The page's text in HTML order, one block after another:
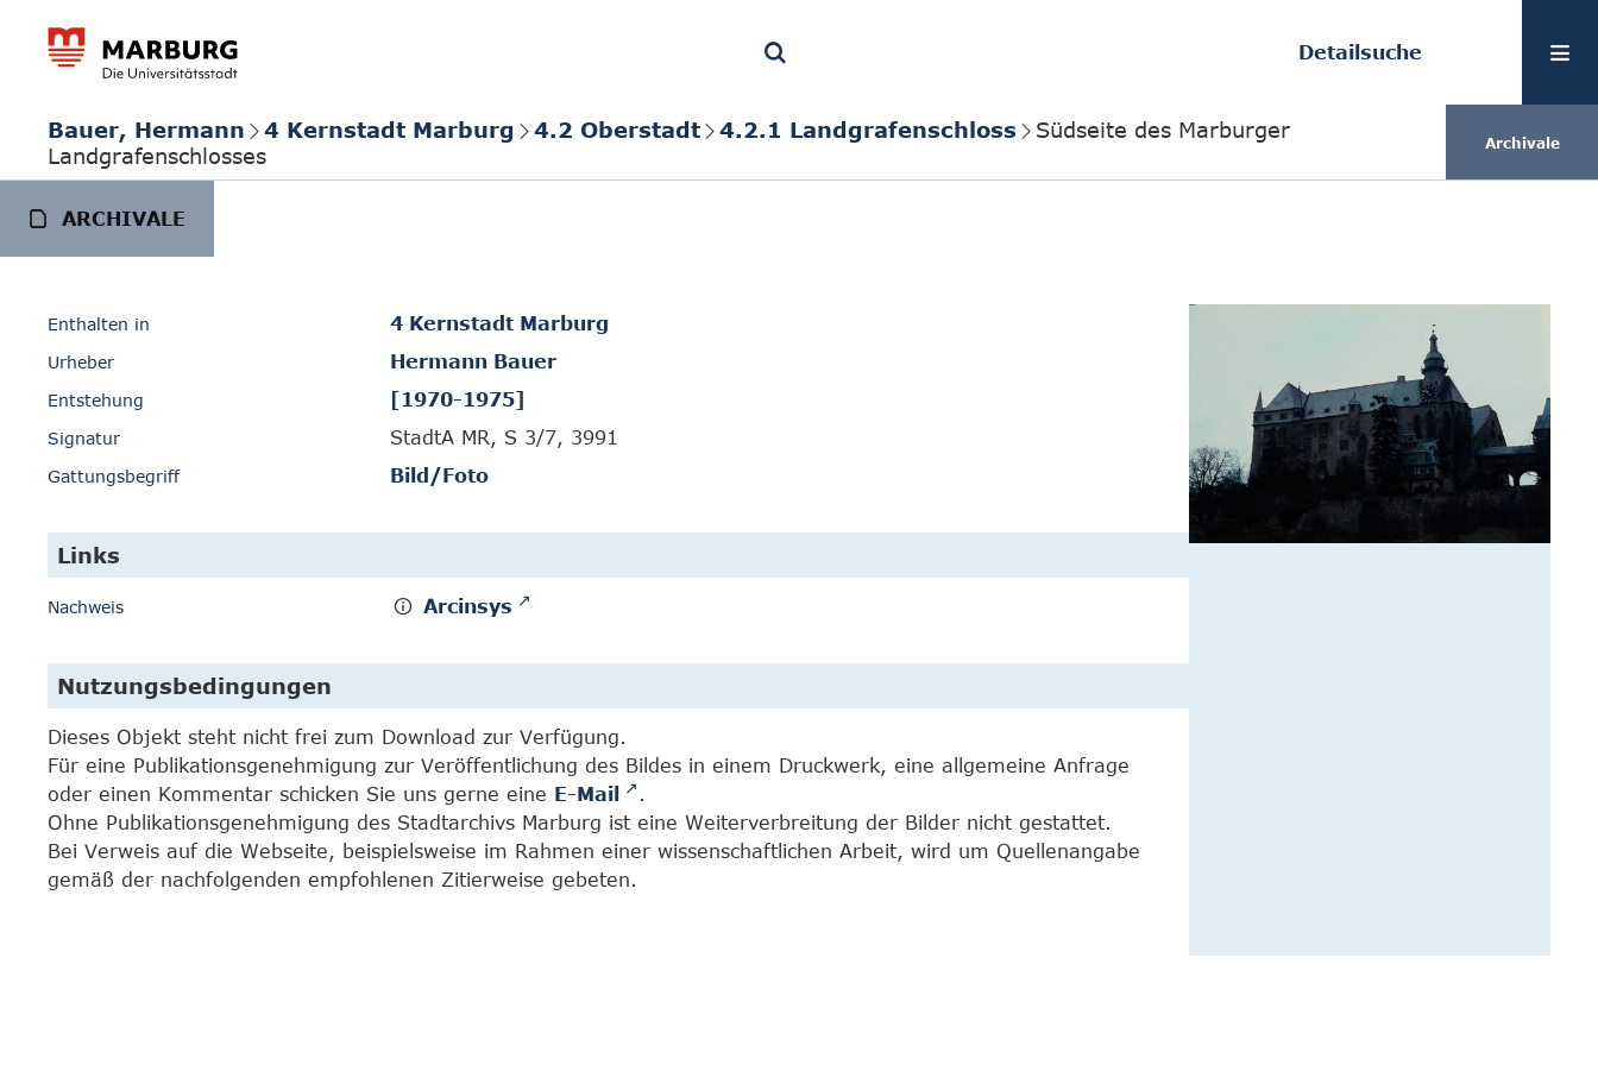
Detailsuche
Bauer, Hermann 4 Kernstadt Marburg 4.2 Oberstadt 4.2.1 Landgrafenschloss
Südseite des Marburger
Landgrafenschlosses
Archivale
ARCHIVALE
Enthalten in 4 Kernstadt Marburg
Urheber Hermann Bauer
Entstehung [1970-1975]
Signatur StadtA MR, S 3/7, 3991
Gattungsbegriff Bild/Foto
Links
Nachweis Arcinsys
Nutzungsbedingungen
Dieses Objekt steht nicht frei zum Download zur Verfügung.
Für eine Publikationsgenehmigung zur Veröffentlichung des Bildes in einem Druckwerk, eine allgemeine Anfrage
oder einen Kommentar schicken Sie uns gerne eine E-Mail
.
Ohne Publikationsgenehmigung des Stadtarchivs Marburg ist eine Weiterverbreitung der Bilder nicht gestattet.
Bei Verweis auf die Webseite, beispielsweise im Rahmen einer wissenschaftlichen Arbeit, wird um Quellenangabe
gemäß der nachfolgenden empfohlenen Zitierweise gebeten.